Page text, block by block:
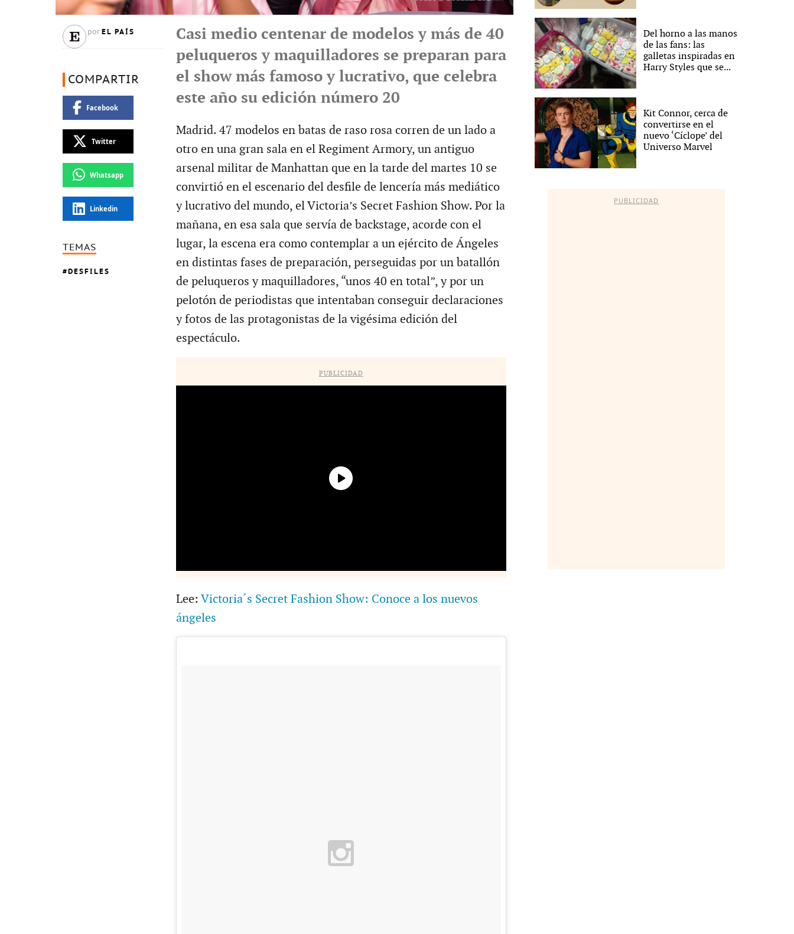
por EL PAÍS
COMPARTIR
Facebook
Twitter
Whatsapp
Linkedin
TEMAS
DESFILES
Casi medio centenar de modelos y más de 40
peluqueros y maquilladores se preparan para
el show más famoso y lucrativo, que celebra
este año su edición número 20
Madrid. 47 modelos en batas de raso rosa corren de un lado a
otro en una gran sala en el Regiment Armory, un antiguo
arsenal militar de Manhattan que en la tarde del martes 10 se
convirtió en el escenario del desfile de lencería más mediático
y lucrativo del mundo, el Victoria’s Secret Fashion Show. Por la
mañana, en esa sala que servía de backstage, acorde con el
lugar, la escena era como contemplar a un ejército de Ángeles
en distintas fases de preparación, perseguidas por un batallón
de peluqueros y maquilladores, “unos 40 en total”, y por un
pelotón de periodistas que intentaban conseguir declaraciones
y fotos de las protagonistas de la vigésima edición del
espectáculo.
PUBLICIDAD
Lee: Victoria´s Secret Fashion Show: Conoce a los nuevos
ángeles
Del horno a las manos
de las fans: las
galletas inspiradas en
Harry Styles que se...
Kit Connor, cerca de
convertirse en el
nuevo ‘Cíclope’ del
Universo Marvel
PUBLICIDAD